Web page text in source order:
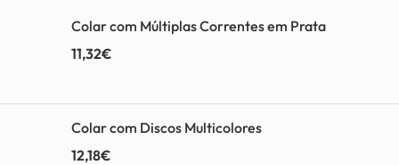
Colar com Múltiplas Correntes em Prata
11,32€
Colar com Discos Multicolores
12,18€